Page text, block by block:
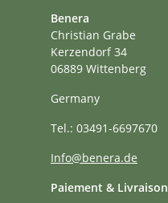
Benera
Christian Grabe
Kerzendorf 34
06889 Wittenberg
Germany
Tel.: 03491-6697670
Info@benera.de
Paiement & Livraison